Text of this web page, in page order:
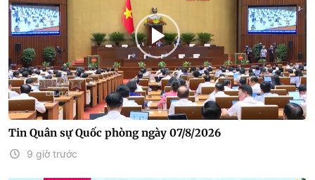
Tin Quân sự Quốc phòng ngày 07/8/2026
9 giờ trước